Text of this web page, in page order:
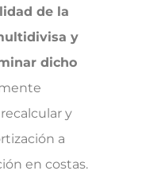
de la
y
dicho
y
a
en costas.